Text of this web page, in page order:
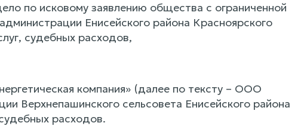
по исковому заявлению общества с ограниченной
Енисейского района Красноярского
судебных расходов,
компания» (далее по тексту – ООО
Верхнепашинского сельсовета Енисейского района
расходов.